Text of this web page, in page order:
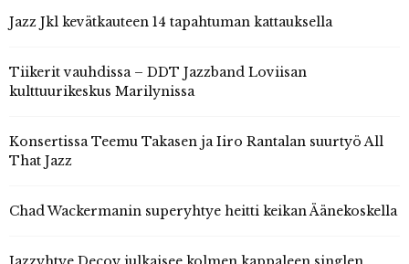
Jazz Jkl kevätkauteen 14 tapahtuman kattauksella
Tiikerit vauhdissa – DDT Jazzband Loviisan
kulttuurikeskus Marilynissa
Konsertissa Teemu Takasen ja Iiro Rantalan suurtyö All
That Jazz
Chad Wackermanin superyhtye heitti keikan Äänekoskella